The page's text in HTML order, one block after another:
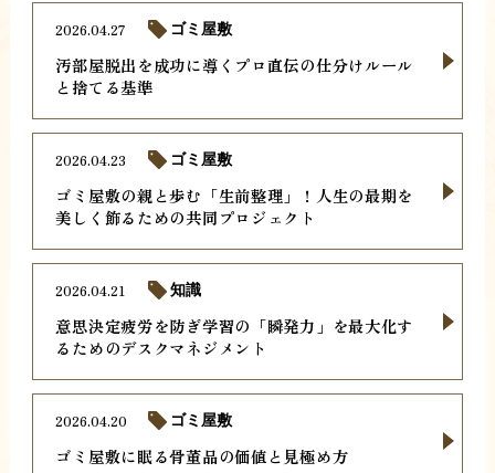
汚部屋脱出を成功に導くプロ直伝の仕分けルール
と捨てる基準
2026.04.27 ゴミ屋敷
ゴミ屋敷の親と歩む「生前整理」！人生の最期を
美しく飾るための共同プロジェクト
2026.04.23 ゴミ屋敷
意思決定疲労を防ぎ学習の「瞬発力」を最大化す
るためのデスクマネジメント
2026.04.21 知識
ゴミ屋敷に眠る骨董品の価値と見極め方
2026.04.20 ゴミ屋敷